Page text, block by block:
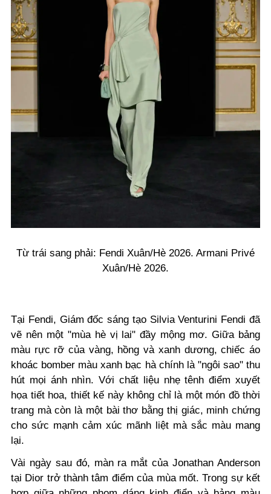
Từ trái sang phải: Fendi Xuân/Hè 2026. Armani Privé
Xuân/Hè 2026.
Tại Fendi, Giám đốc sáng tạo Silvia Venturini Fendi đã
vẽ nên một "mùa hè vị lai" đầy mộng mơ. Giữa bảng
màu rực rỡ của vàng, hồng và xanh dương, chiếc áo
khoác bomber màu xanh bạc hà chính là "ngôi sao" thu
hút mọi ánh nhìn. Với chất liệu nhẹ tênh điểm xuyết
họa tiết hoa, thiết kế này không chỉ là một món đồ thời
trang mà còn là một bài thơ bằng thị giác, minh chứng
cho sức mạnh cảm xúc mãnh liệt mà sắc màu mang
lại.
Vài ngày sau đó, màn ra mắt của Jonathan Anderson
tại Dior trở thành tâm điểm của mùa mốt. Trong sự kết